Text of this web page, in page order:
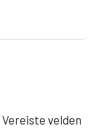
Vereiste velden